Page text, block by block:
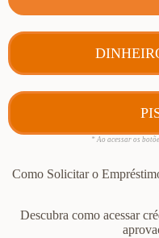
* Ao acessar os
Como Solicitar o
Descubra como acessar